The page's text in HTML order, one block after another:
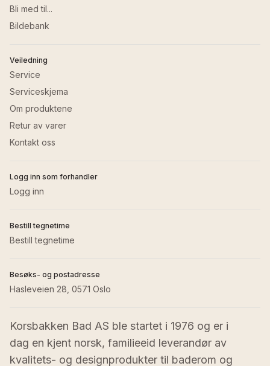
Bli med til...
Bildebank
Veiledning
Service
Serviceskjema
Om produktene
Retur av varer
Kontakt oss
Logg inn som forhandler
Logg inn
Bestill tegnetime
Bestill tegnetime
Besøks- og postadresse
Hasleveien 28, 0571 Oslo
Korsbakken Bad AS ble startet i 1976 og er i
dag en kjent norsk, familieeid leverandør av
kvalitets- og designprodukter til baderom og